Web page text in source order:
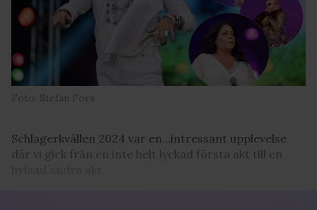
Foto: Stefan Fors
Schlagerkvällen 2024 var en…intressant upplevelse
där vi gick från en inte helt lyckad första akt till en